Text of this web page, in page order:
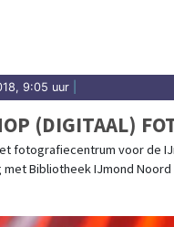
9:05 uur
(DIGITAAL)
fotografiecentrum voor de
Bibliotheek IJmond Noord